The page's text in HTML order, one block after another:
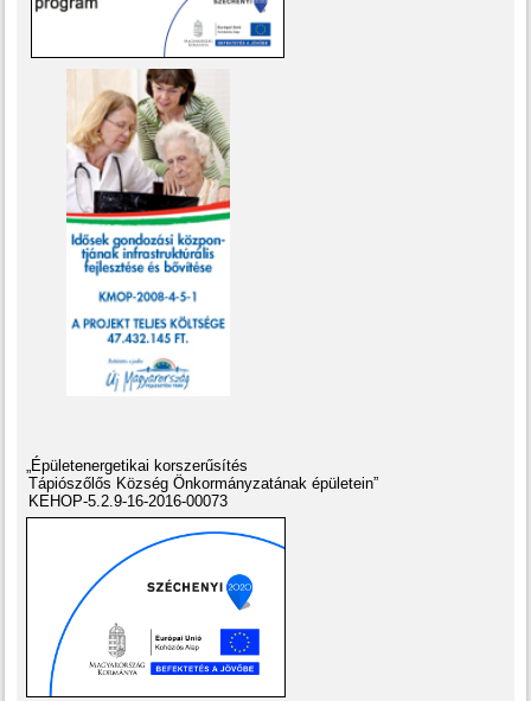
„Épületenergetikai korszerűsítés
Tápiószőlős Község Önkormányzatának épületein”
KEHOP-5.2.9-16-2016-00073